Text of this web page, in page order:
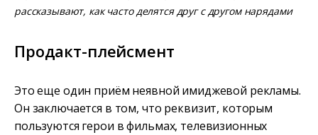
рассказывают, как часто делятся друг с другом нарядами
Продакт-плейсмент
Это еще один приём неявной имиджевой рекламы.
Он заключается в том, что реквизит, которым
пользуются герои в фильмах, телевизионных